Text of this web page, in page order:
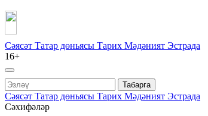
Сәясәт Татар дөньясы Тарих Мәдәният Эстрада
16+
Табарга
Сәясәт Татар дөньясы Тарих Мәдәният Эстрада
Сәхифәләр